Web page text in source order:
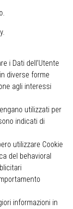
.
i Dati dell’Utente
diverse forme
agli interessi
utilizzati per
indicati di
utilizzare Cookie
del behavioral
informazioni in